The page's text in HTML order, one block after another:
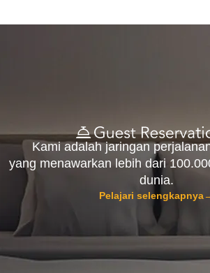
Kami adalah jaringan
yang menawarkan lebih dari
dunia.
Pelajari selengkapnya